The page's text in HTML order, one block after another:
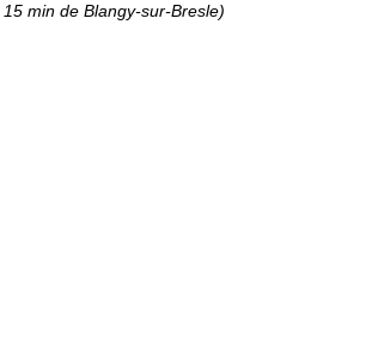
min de Blangy-sur-Bresle)